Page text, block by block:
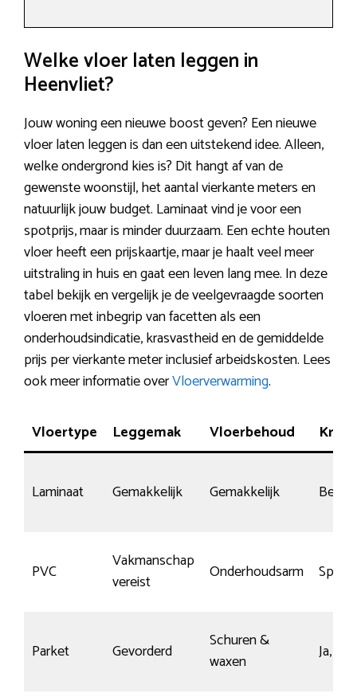
Welke vloer laten leggen in
Heenvliet?
Jouw woning een nieuwe boost geven? Een nieuwe
vloer laten leggen is dan een uitstekend idee. Alleen,
welke ondergrond kies is? Dit hangt af van de
gewenste woonstijl, het aantal vierkante meters en
natuurlijk jouw budget. Laminaat vind je voor een
spotprijs, maar is minder duurzaam. Een echte houten
vloer heeft een prijskaartje, maar je haalt veel meer
uitstraling in huis en gaat een leven lang mee. In deze
tabel bekijk en vergelijk je de veelgevraagde soorten
vloeren met inbegrip van facetten als een
onderhoudsindicatie, krasvastheid en de gemiddelde
prijs per vierkante meter inclusief arbeidskosten. Lees
ook meer informatie overVloerverwarming.
Vloertype Leggemak Vloerbehoud
Laminaat Gemakkelijk Gemakkelijk
PVC
Vakmanschap
vereist
Onderhoudsarm
Parket Gevorderd
Schuren &
waxen
Ja,